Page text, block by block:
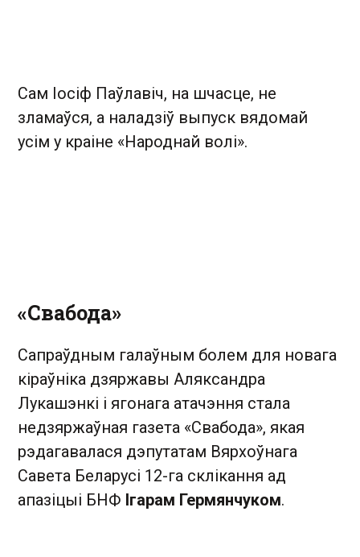
Сам Іосіф Паўлавіч, на шчасце, не
зламаўся, а наладзіў выпуск вядомай
усім у краіне «Народнай волі».
«Свабода»
Сапраўдным галаўным болем для новага
кіраўніка дзяржавы Аляксандра
Лукашэнкі і ягонага атачэння стала
недзяржаўная газета «Свабода», якая
рэдагавалася дэпутатам Вярхоўнага
Савета Беларусі 12-га склікання ад
апазіцыі БНФ Ігарам Гермянчуком.